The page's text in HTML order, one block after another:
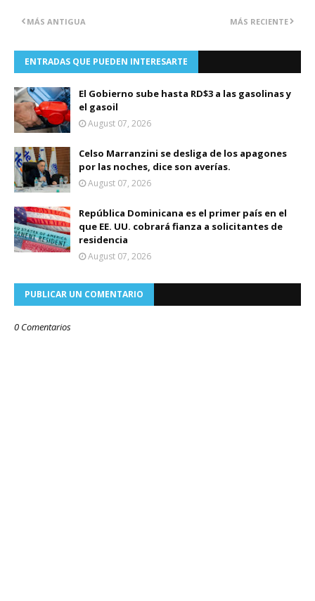
MÁS RECIENTE
MÁS ANTIGUA
ENTRADAS QUE PUEDEN INTERESARTE
El Gobierno sube hasta RD$3 a las gasolinas y
el gasoil
August 07, 2026
Celso Marranzini se desliga de los apagones
por las noches, dice son averías.
August 07, 2026
República Dominicana es el primer país en el
que EE. UU. cobrará fianza a solicitantes de
residencia
August 07, 2026
PUBLICAR UN COMENTARIO
0 Comentarios